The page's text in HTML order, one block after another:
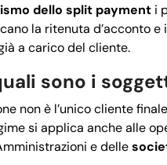
dello split payment i
la ritenuta d’acconto
a carico del cliente.
sono i
non è l’unico cliente
si applica anche alle
e delle